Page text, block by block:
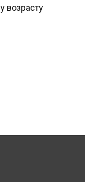
возрасту